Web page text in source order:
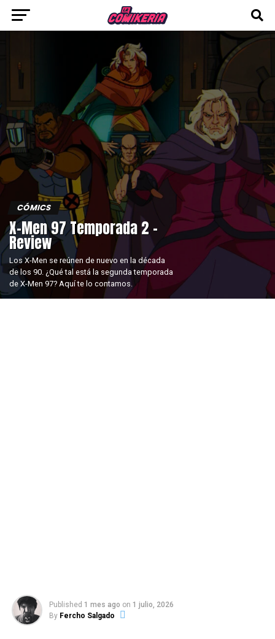
CÓMICS
X-Men 97 Temporada 2 –
Review
Los X-Men se reúnen de nuevo en la década
de los 90. ¿Qué tal está la segunda temporada
de X-Men 97? Aquí te lo contamos.
Published 1 mes ago on 1 julio, 2026
By Fercho Salgado